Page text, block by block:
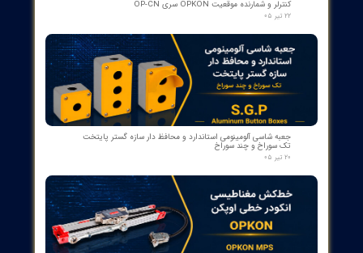
​محصولات جدید و
پرفروش​​​​​​​
رله گازی بوخهلتس ترانسفورماتور مایر (Albert MAIER) مدل MBP 3